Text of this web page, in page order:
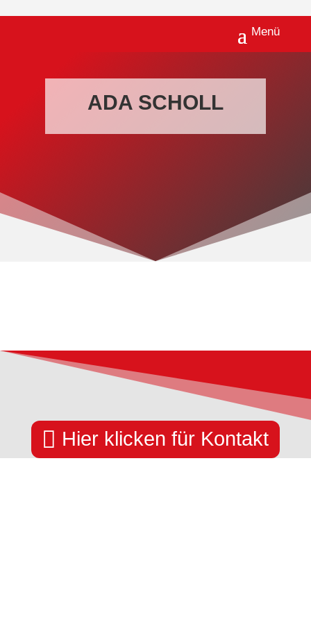
ADA SCHOLL
 Hier klicken für Kontakt